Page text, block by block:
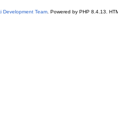
Development Team. Powered by PHP 8.4.13.